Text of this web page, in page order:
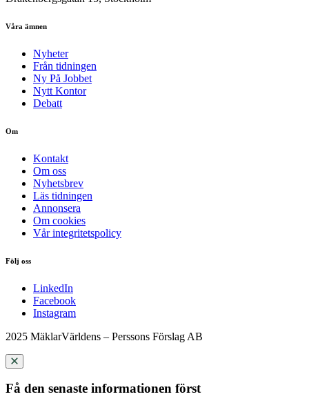
Våra ämnen
Nyheter
Från tidningen
Ny På Jobbet
Nytt Kontor
Debatt
Om
Kontakt
Om oss
Nyhetsbrev
Läs tidningen
Annonsera
Om cookies
Vår integritetspolicy
Följ oss
LinkedIn
Facebook
Instagram
2025 MäklarVärldens – Perssons Förslag AB
Få den senaste informationen först